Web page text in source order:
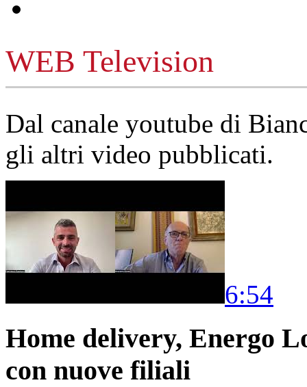
WEB Television
Dal canale youtube di
gli altri video pubblicati.
6:54
Home delivery, Energo
con nuove filiali